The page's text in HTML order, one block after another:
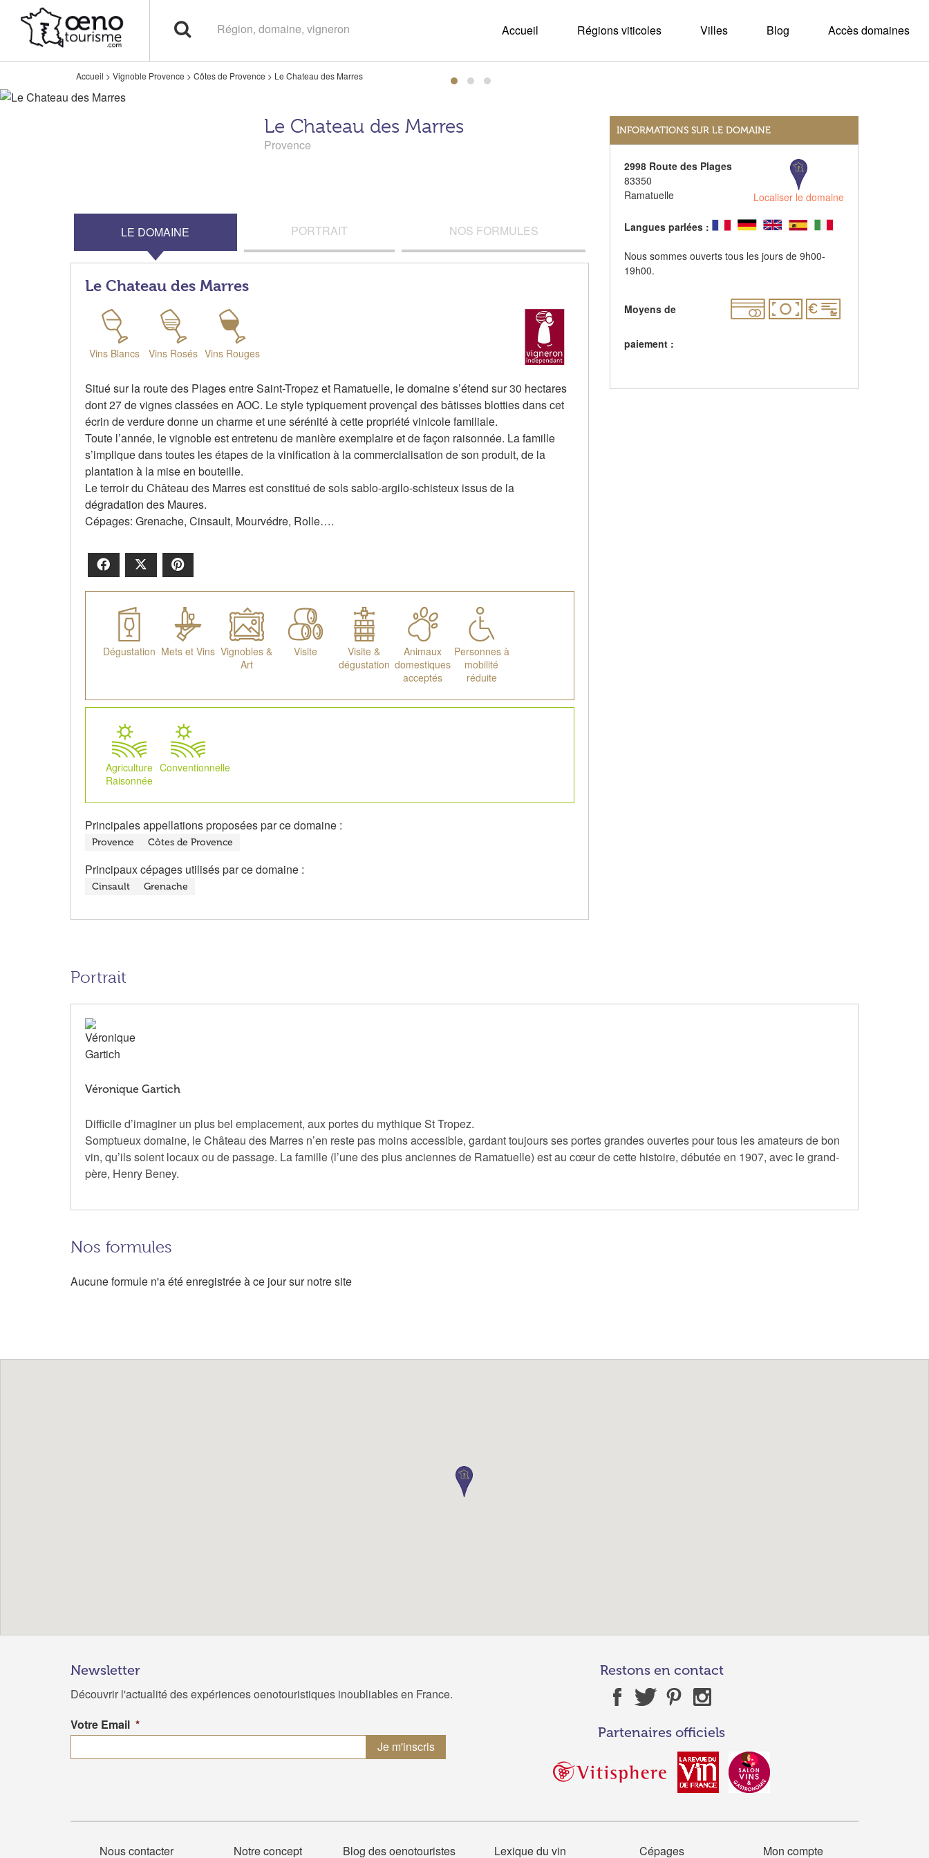
Accueil Régions viticoles Villes Blog Accès domaines
Accueil > Vignoble Provence > Côtes de Provence > Le Chateau des Marres
Le Chateau des Marres
Provence
LE DOMAINE PORTRAIT NOS FORMULES
Le Chateau des Marres
Vins Blancs Vins Rosés Vins Rouges
Situé sur la route des Plages entre Saint-Tropez et Ramatuelle, le domaine s’étend sur 30 hectares
dont 27 de vignes classées en AOC. Le style typiquement provençal des bâtisses blotties dans cet
écrin de verdure donne un charme et une sérénité à cette propriété vinicole familiale.
Toute l’année, le vignoble est entretenu de manière exemplaire et de façon raisonnée. La famille
s’implique dans toutes les étapes de la vinification à la commercialisation de son produit, de la
plantation à la mise en bouteille.
Le terroir du Château des Marres est constitué de sols sablo-argilo-schisteux issus de la
dégradation des Maures.
Cépages: Grenache, Cinsault, Mourvédre, Rolle….
Facebook
Dégustation Mets et Vins Vignobles &
Art
Visite
Visite &
dégustation
Animaux
domestiques
acceptés
Personnes à
mobilité
réduite
Agriculture
Raisonnée
Conventionnelle
Principales appellations proposées par ce domaine :
Provence Côtes de Provence
Principaux cépages utilisés par ce domaine :
Cinsault Grenache
INFORMATIONS SUR LE DOMAINE
2998 Route des Plages
83350
Ramatuelle
Localiser le domaine
Langues parlées :
Nous sommes ouverts tous les jours de 9h00-
19h00.
Moyens de
paiement :
Portrait
Véronique Gartich
Difficile d’imaginer un plus bel emplacement, aux portes du mythique St Tropez.
Somptueux domaine, le Château des Marres n’en reste pas moins accessible, gardant toujours ses portes grandes ouvertes pour tous les amateurs de bon
vin, qu’ils soient locaux ou de passage. La famille (l’une des plus anciennes de Ramatuelle) est au cœur de cette histoire, débutée en 1907, avec le grand-
père, Henry Beney.
Nos formules
Aucune formule n'a été enregistrée à ce jour sur notre site
Newsletter
Découvrir l'actualité des expériences oenotouristiques inoubliables en France.
Votre Email *
Restons en contact
Partenaires officiels
Nous contacter Notre concept Blog des oenotouristes Lexique du vin Cépages Mon compte